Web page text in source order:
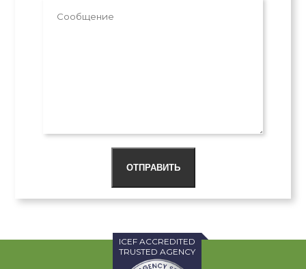
ОТПРАВИТЬ
ICEF ACCREDITED
TRUSTED AGENCY